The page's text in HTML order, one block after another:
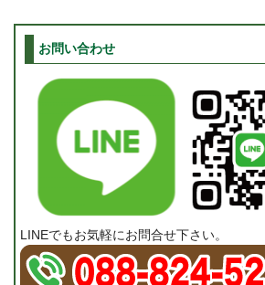
お問い合わせ
LINEでもお気軽にお問合せ下さい。